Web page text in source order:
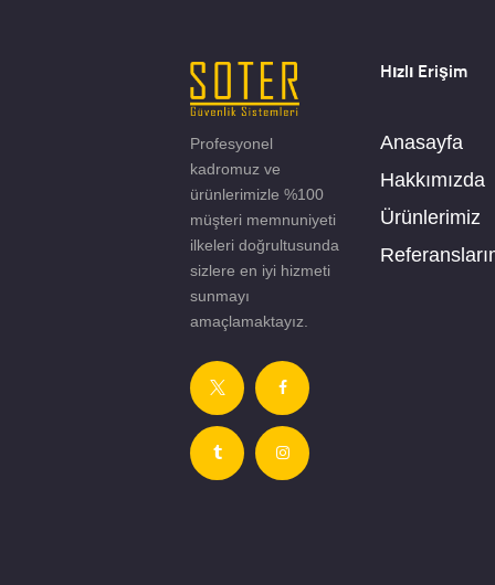
Profesyonel
kadromuz ve
ürünlerimizle %100
müşteri memnuniyeti
ilkeleri doğrultusunda
sizlere en iyi hizmeti
sunmayı
amaçlamaktayız.
Hızlı Erişim
Anasayfa
Hakkımızda
Ürünlerimiz